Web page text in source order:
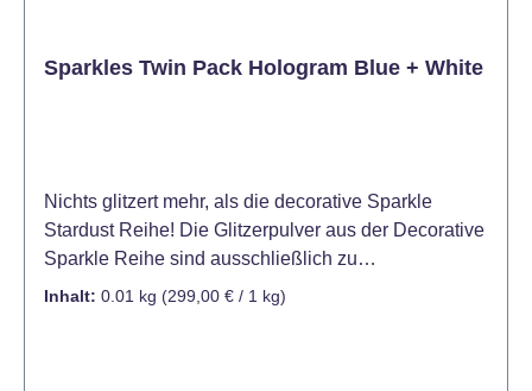
Sparkles Twin Pack Hologram Blue + White
Nichts glitzert mehr, als die decorative Sparkle
Stardust Reihe! Die Glitzerpulver aus der Decorative
Sparkle Reihe sind ausschließlich zu
Dekorationszwecken gedacht und nicht für den
Inhalt: 0.01 kg (299,00 € / 1 kg)